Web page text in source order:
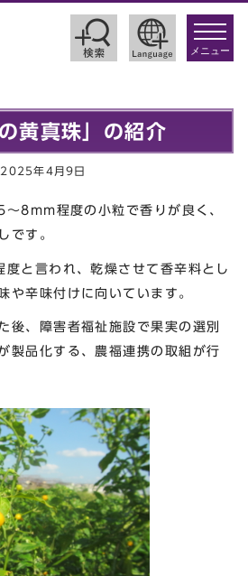
toggle
メニュー
黄真珠」の紹介
2025年4月9日
8mm程度の小粒で香りが良く、
です。
と言われ、乾燥させて香辛料とし
や辛味付けに向いています。
後、障害者福祉施設で果実の選別
製品化する、農福連携の取組が行